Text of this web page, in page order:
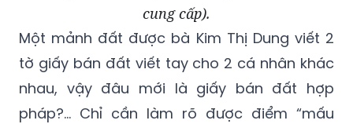
cung cấp).
Một mảnh đất được bà Kim Thị Dung viết 2
tờ giấy bán đất viết tay cho 2 cá nhân khác
nhau, vậy đâu mới là giấy bán đất hợp
pháp?... Chỉ cần làm rõ được điểm “mấu